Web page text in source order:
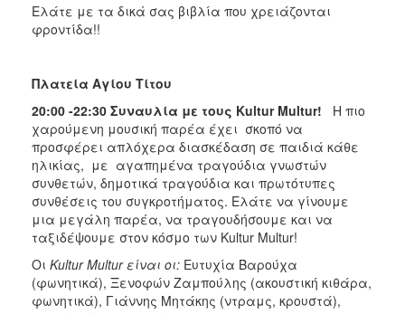
Ελάτε με τα δικά σας βιβλία που χρειάζονται
φροντίδα!!
Πλατεία Αγίου Τίτου
20:00 -22:30 Συναυλία με τους Kultur Multur! Η πιο
χαρούμενη μουσική παρέα έχει σκοπό να
προσφέρει απλόχερα διασκέδαση σε παιδιά κάθε
ηλικίας, με αγαπημένα τραγούδια γνωστών
συνθετών, δημοτικά τραγούδια και πρωτότυπες
συνθέσεις του συγκροτήματος. Ελάτε να γίνουμε
μια μεγάλη παρέα, να τραγουδήσουμε και να
ταξιδέψουμε στον κόσμο των Kultur Multur!
Οι Kultur Multur είναι οι: Ευτυχία Βαρούχα
(φωνητικά), Ξενοφών Ζαμπούλης (ακουστική κιθάρα,
φωνητικά), Γιάννης Μητάκης (ντραμς, κρουστά),